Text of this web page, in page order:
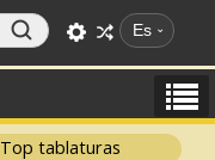
Es
Top tablaturas